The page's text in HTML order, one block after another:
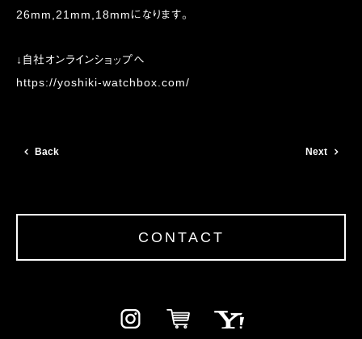
26mm,21mm,18mmになります。
↓自社オンラインショップへ
https://yoshiki-watchbox.com/
Back Next
CONTACT